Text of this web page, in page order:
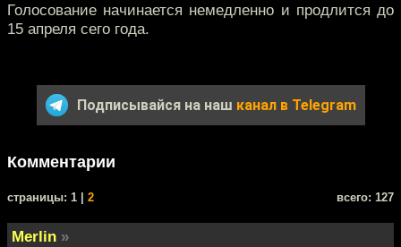
Голосование начинается немедленно и продлится до
15 апреля сего года.
Подписывайся на наш канал в Telegram
Комментарии
cтраницы: 1 | 2 всего: 127
Merlin »